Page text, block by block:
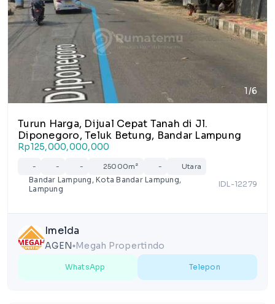
1/6
Turun Harga, Dijual Cepat Tanah di Jl.
Diponegoro, Teluk Betung, Bandar Lampung
Rp125,000,000,000
- - - 25000m² - Utara
Bandar Lampung, Kota Bandar Lampung,
Lampung
IDL-12279
Imelda
AGEN lens Megah Propertindo
WhatsApp Telepon